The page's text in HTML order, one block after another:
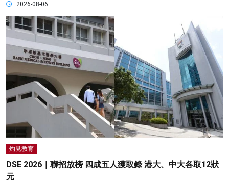
2026-08-06
灼見教育
DSE 2026｜聯招放榜 四成五人獲取錄 港大、中大各取12狀
元